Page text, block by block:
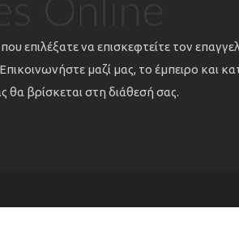
επιλέξατε να επισκεφτείτε τον
μαζί μας, το έμπειρο και
θα βρίσκεται στη διάθεσή σας.